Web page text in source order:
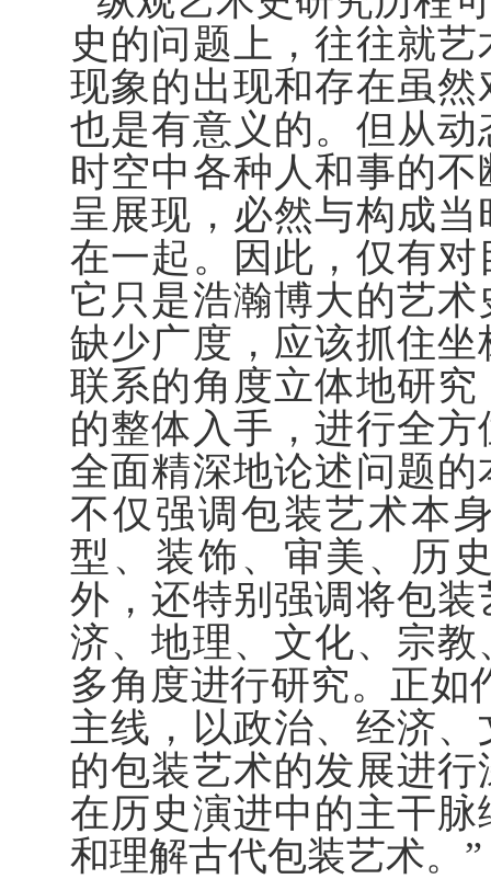
史的问题上，往往就
现象的出现和存在虽
也是有意义的。但从
时空中各种人和事的
呈展现，必然与构成
在一起。因此，仅有
它只是浩瀚博大的艺
缺少广度，应该抓住
联系的角度立体地研
的整体入手，进行全
全面精深地论述问题
不仅强调包装艺术本
型、装饰、审美、历
外，还特别强调将包
济、地理、文化、宗
多角度进行研究。正如
主线，以政治、经济
的包装艺术的发展进
在历史演进中的主干
和理解古代包装艺术。”